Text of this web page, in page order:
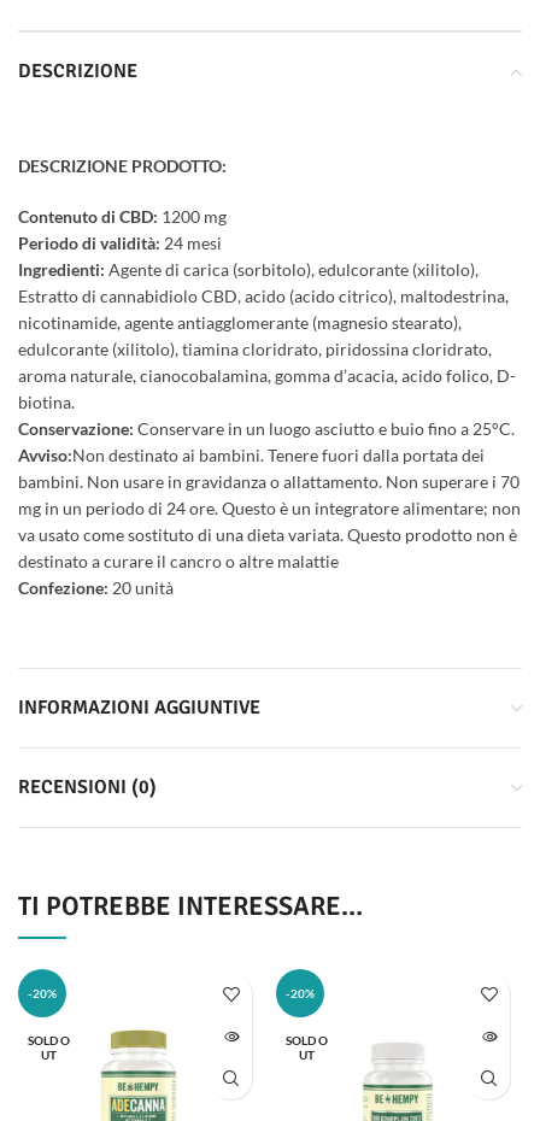
DESCRIZIONE
DESCRIZIONE PRODOTTO:
Contenuto di CBD: 1200 mg
Periodo di validità: 24 mesi
Ingredienti: Agente di carica (sorbitolo), edulcorante (xilitolo),
Estratto di cannabidiolo CBD, acido (acido citrico), maltodestrina,
nicotinamide, agente antiagglomerante (magnesio stearato),
edulcorante (xilitolo), tiamina cloridrato, piridossina cloridrato,
aroma naturale, cianocobalamina, gomma d’acacia, acido folico, D-
biotina.
Conservazione: Conservare in un luogo asciutto e buio fino a 25°C.
Avviso:Non destinato ai bambini. Tenere fuori dalla portata dei
bambini. Non usare in gravidanza o allattamento. Non superare i 70
mg in un periodo di 24 ore. Questo è un integratore alimentare; non
va usato come sostituto di una dieta variata. Questo prodotto non è
destinato a curare il cancro o altre malattie
Confezione: 20 unità
INFORMAZIONI AGGIUNTIVE
RECENSIONI (0)
TI POTREBBE INTERESSARE…
-20%
SOLD O
UT
-20%
SOLD O
UT